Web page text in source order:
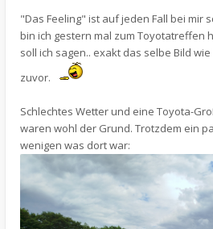
"Das Feeling" ist auf jeden Fall bei mir
bin ich gestern mal zum Toyotatreffen
soll ich sagen.. exakt das selbe Bild
zuvor.
Schlechtes Wetter und eine Toyota-
waren wohl der Grund. Trotzdem ein
wenigen was dort war: